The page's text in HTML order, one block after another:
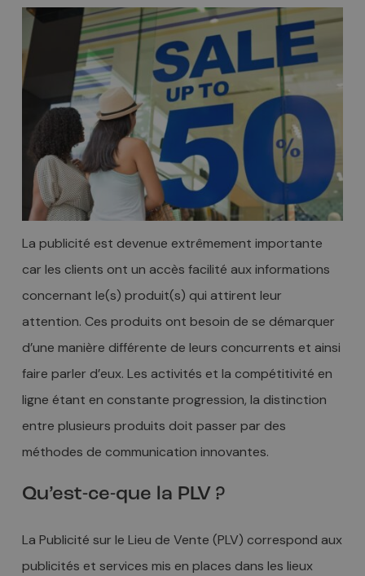
La publicité est devenue extrêmement importante
car les clients ont un accès facilité aux informations
concernant le(s) produit(s) qui attirent leur
attention. Ces produits ont besoin de se démarquer
d’une manière différente de leurs concurrents et ainsi
faire parler d’eux. Les activités et la compétitivité en
ligne étant en constante progression, la distinction
entre plusieurs produits doit passer par des
méthodes de communication innovantes.
Qu’est-ce-que la PLV ?
La Publicité sur le Lieu de Vente (PLV) correspond aux
publicités et services mis en places dans les lieux